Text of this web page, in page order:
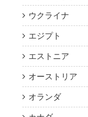
ウクライナ
エジプト
エストニア
オーストリア
オランダ